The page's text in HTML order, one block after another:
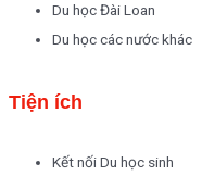
Du học Đài Loan
Du học các nước khác
Tiện ích
Kết nối Du học sinh